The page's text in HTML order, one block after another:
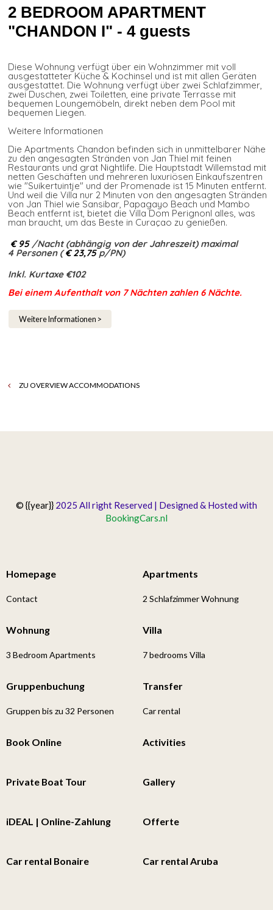
2 BEDROOM APARTMENT
"CHANDON I" - 4 guests
Diese Wohnung verfügt über ein Wohnzimmer mit voll
ausgestatteter Küche & Kochinsel und ist mit allen Geräten
ausgestattet. Die Wohnung verfügt über zwei Schlafzimmer,
zwei Duschen, zwei Toiletten, eine private Terrasse mit
bequemen Loungemöbeln, direkt neben dem Pool mit
bequemen Liegen.
Weitere Informationen
Die Apartments Chandon befinden sich in unmittelbarer Nähe
zu den angesagten Stränden von Jan Thiel mit feinen
Restaurants und grat Nightlife. Die Hauptstadt Willemstad mit
netten Geschäften und mehreren luxuriösen Einkaufszentren
wie "Suikertuintje" und der Promenade ist 15 Minuten entfernt.
Und weil die Villa nur 2 Minuten von den angesagten Stränden
von Jan Thiel wie Sansibar, Papagayo Beach und Mambo
Beach entfernt ist, bietet die Villa Dom Perignonl alles, was
man braucht, um das Beste in Curaçao zu genießen.
€ 95 /Nacht (abhängig von der Jahreszeit) maximal
4 Personen (€ 23,75p/PN)
Inkl. Kurtaxe €102
Bei einem Aufenthalt von 7 Nächten zahlen 6 Nächte.​
Weitere Informationen >
ZU OVERVIEW ACCOMMODATIONS
© {{year}} 2025 All right Reserved | Designed & Hosted with
BookingCars.nl
Homepage
Contact
Apartments
2 Schlafzimmer Wohnung
Wohnung
3 Bedroom Apartments
Villa
7 bedrooms Villa
Gruppenbuchung
Gruppen bis zu 32 Personen
Transfer
Car rental
Book Online Activities
Private Boat Tour Gallery
iDEAL | Online-Zahlung Offerte
Car rental Bonaire Car rental Aruba